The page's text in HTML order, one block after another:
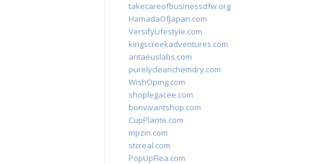
takecareofbusinessdfw.org
HamadaOfJapan.com
VersifyLifestyle.com
kingscreekadventures.com
antaeuslabs.com
purelycleanchemdry.com
WishOping.com
shoplegacee.com
bonvivantshop.com
CupPlante.com
mpzin.com
stcreal.com
PopUpFlea.com